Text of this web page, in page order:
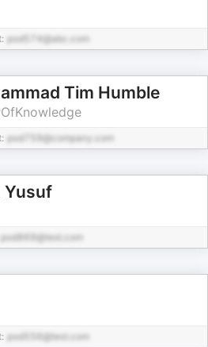
pod574@abc.com
Tim Humble
pod759@company.com
Yusuf
pod869@test.com
pod556@test.com